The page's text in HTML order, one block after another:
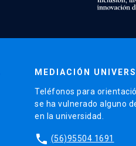
MEDIACIÓN
Teléfonos para
se ha vulnerado alguno
en la universidad.
phone (56)95504 1691